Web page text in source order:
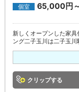
個室 65,000円
新しくオープンした家
ング二子玉川は二子玉
クリップ